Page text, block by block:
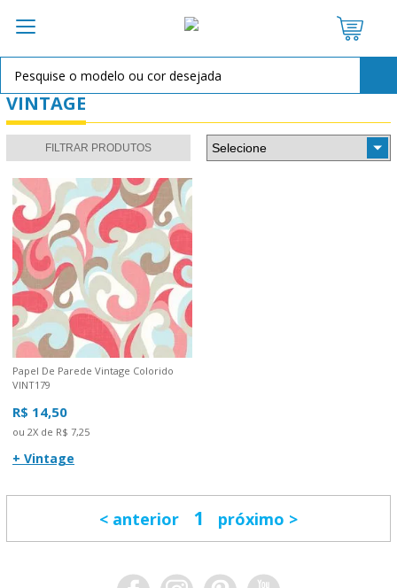
VINTAGE
FILTRAR PRODUTOS
Papel De Parede Vintage Colorido
VINT179
R$ 14,50
ou 2X de R$ 7,25
+ Vintage
anterior 1 próximo